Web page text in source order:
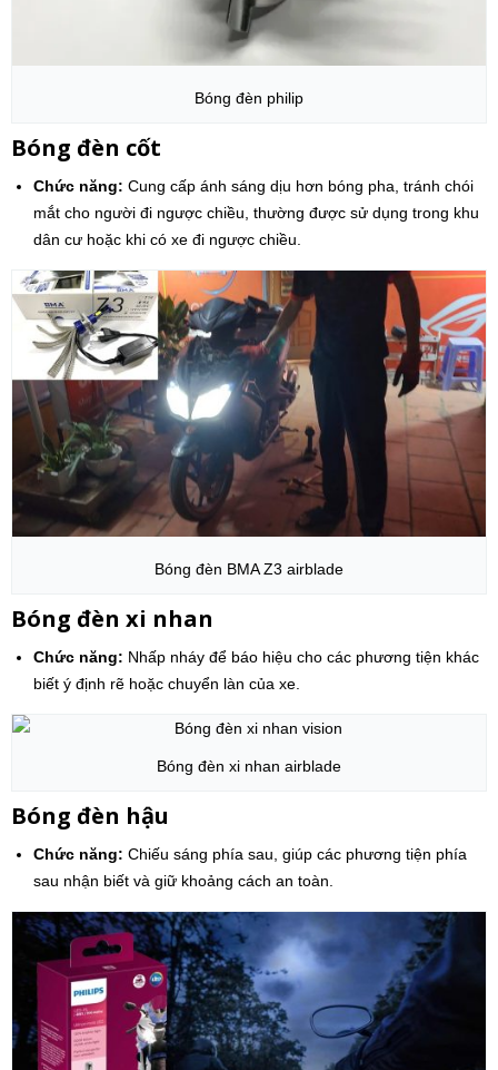
Bóng đèn philip
Bóng đèn cốt
Chức năng: Cung cấp ánh sáng dịu hơn bóng pha, tránh chói
mắt cho người đi ngược chiều, thường được sử dụng trong khu
dân cư hoặc khi có xe đi ngược chiều.
Bóng đèn BMA Z3 airblade
Bóng đèn xi nhan
Chức năng: Nhấp nháy để báo hiệu cho các phương tiện khác
biết ý định rẽ hoặc chuyển làn của xe.
Bóng đèn xi nhan airblade
Bóng đèn hậu
Chức năng: Chiếu sáng phía sau, giúp các phương tiện phía
sau nhận biết và giữ khoảng cách an toàn.